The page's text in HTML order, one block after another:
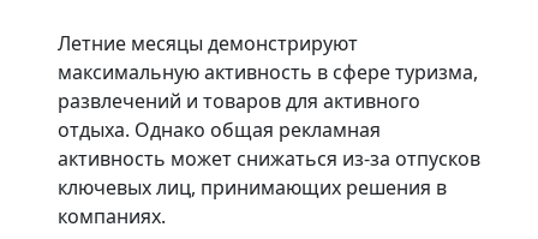
Летние месяцы демонстрируют
максимальную активность в сфере туризма,
развлечений и товаров для активного
отдыха. Однако общая рекламная
активность может снижаться из-за отпусков
ключевых лиц, принимающих решения в
компаниях.